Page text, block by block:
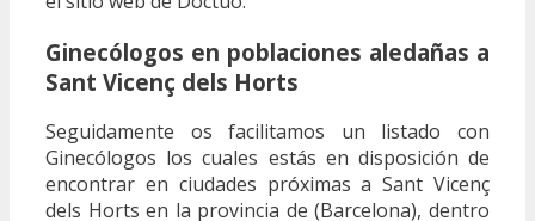
Ginecólogos en poblaciones aledañas a
Sant Vicenç dels Horts
Seguidamente os facilitamos un listado con
Ginecólogos los cuales estás en disposición de
encontrar en ciudades próximas a Sant Vicenç
dels Horts en la provincia de (Barcelona), dentro